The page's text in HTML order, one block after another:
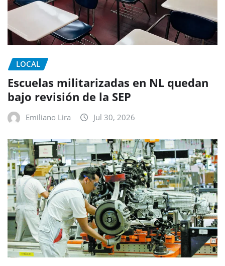
LOCAL
Escuelas militarizadas en NL quedan
bajo revisión de la SEP
Emiliano Lira Jul 30, 2026